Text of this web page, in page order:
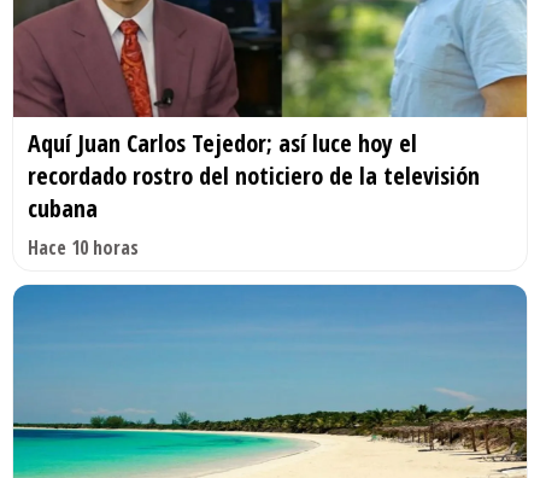
Aquí Juan Carlos Tejedor; así luce hoy el
recordado rostro del noticiero de la televisión
cubana
Hace 10 horas